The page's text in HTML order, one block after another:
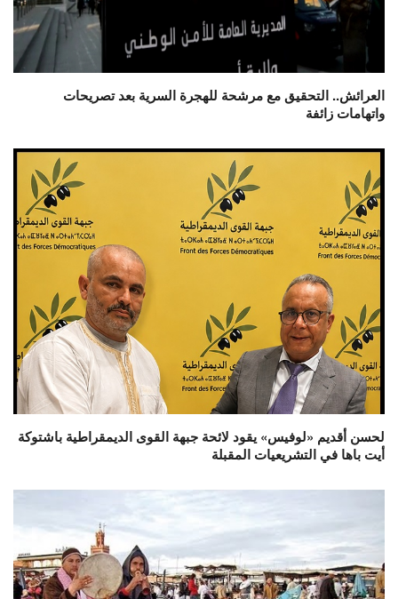
العرائش.. التحقيق مع مرشحة للهجرة السرية بعد تصريحات
واتهامات زائفة
لحسن أقديم «لوفيس» يقود لائحة جبهة القوى الديمقراطية باشتوكة
أيت باها في التشريعيات المقبلة